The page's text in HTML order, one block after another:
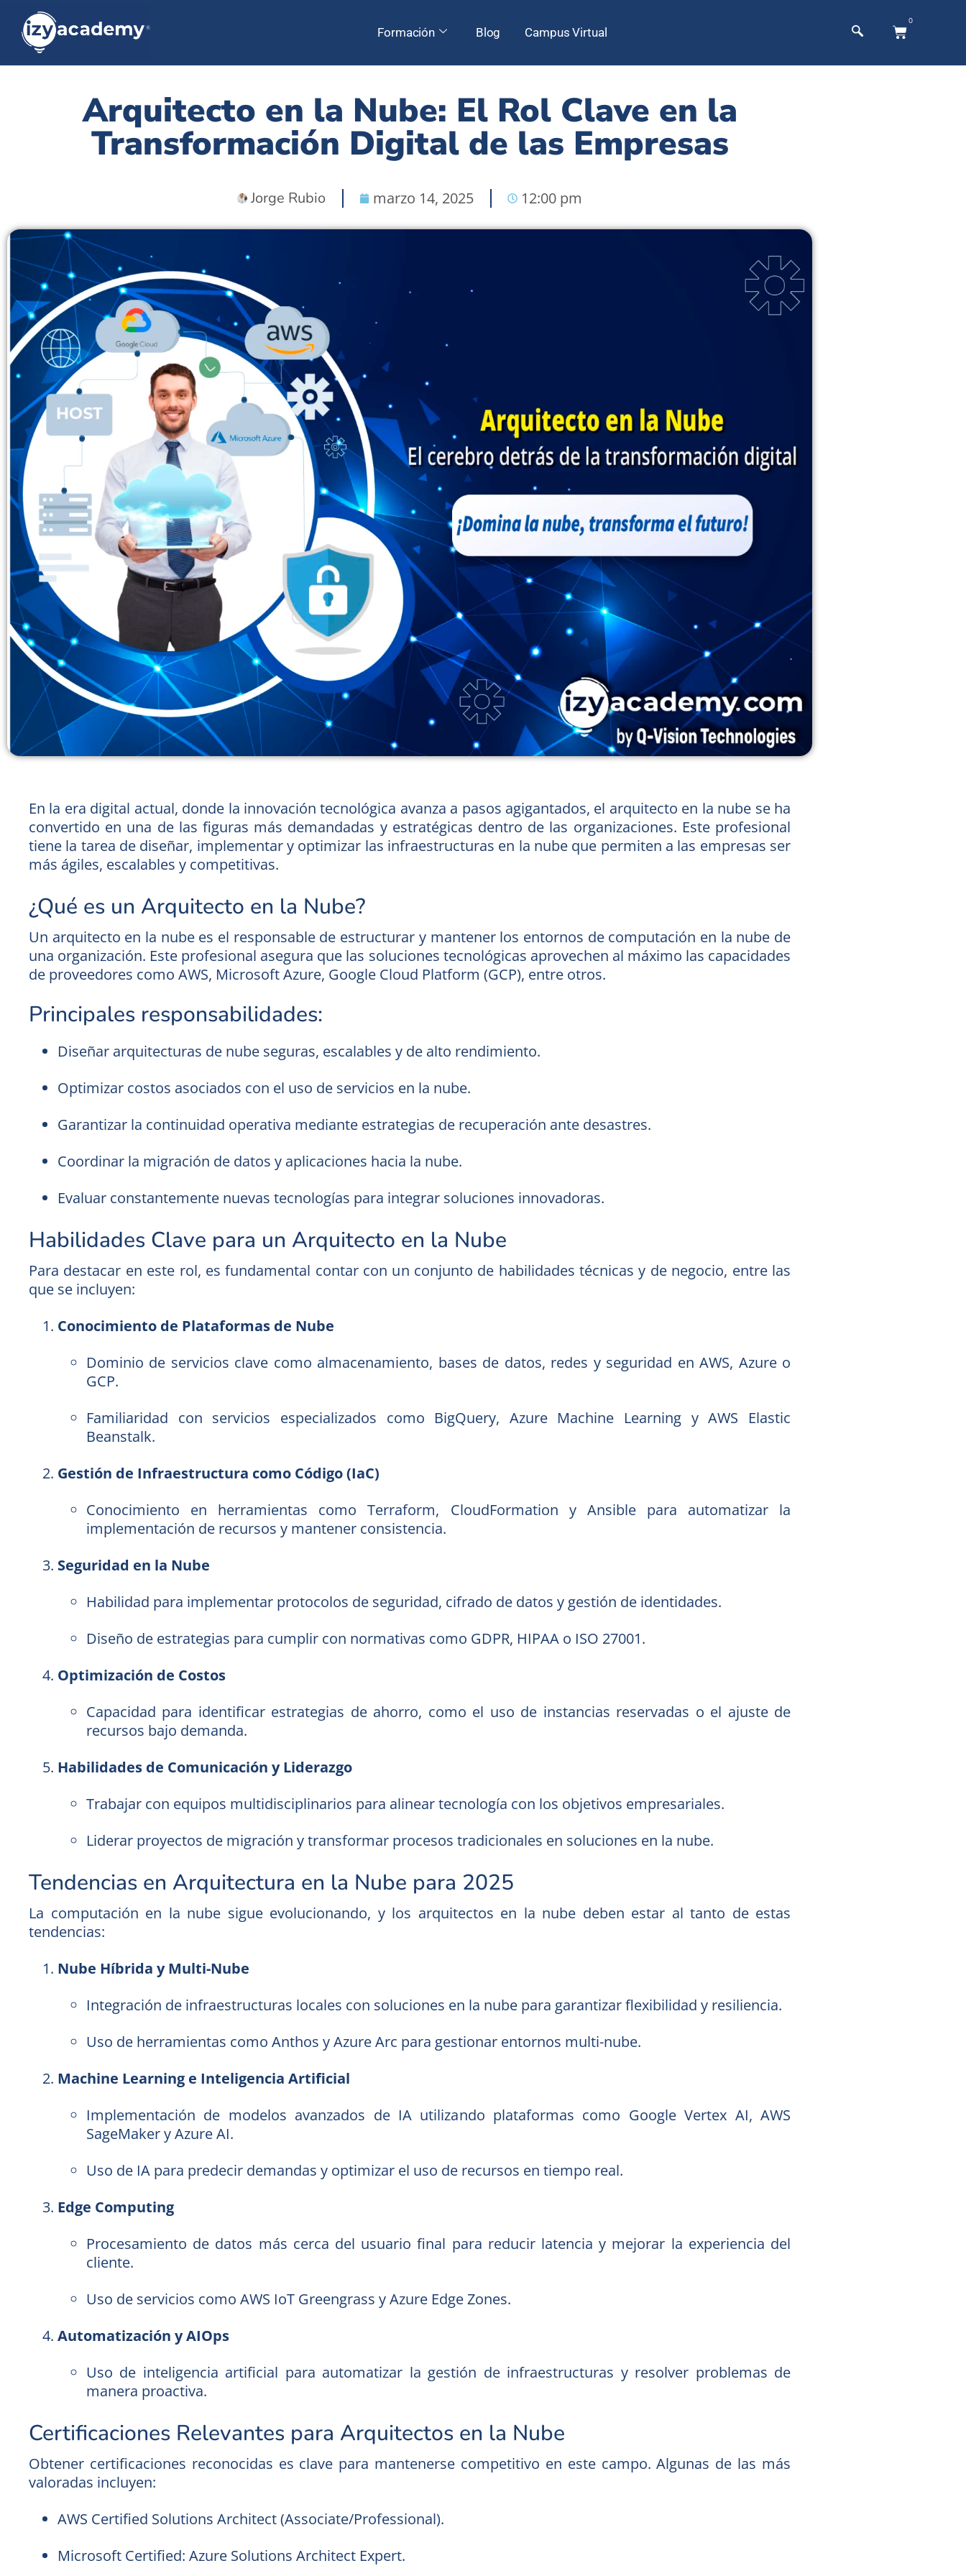
Formación Blog Campus Virtual
0
Arquitecto en la Nube: El Rol Clave en la
Transformación Digital de las Empresas
Jorge Rubio marzo 14, 2025 12:00 pm
En la era digital actual, donde la innovación tecnológica avanza a pasos agigantados, el arquitecto en la nube se ha
convertido en una de las figuras más demandadas y estratégicas dentro de las organizaciones. Este profesional
tiene la tarea de diseñar, implementar y optimizar las infraestructuras en la nube que permiten a las empresas ser
más ágiles, escalables y competitivas.
¿Qué es un Arquitecto en la Nube?
Un arquitecto en la nube es el responsable de estructurar y mantener los entornos de computación en la nube de
una organización. Este profesional asegura que las soluciones tecnológicas aprovechen al máximo las capacidades
de proveedores como AWS, Microsoft Azure, Google Cloud Platform (GCP), entre otros.
Principales responsabilidades:
Diseñar arquitecturas de nube seguras, escalables y de alto rendimiento.
Optimizar costos asociados con el uso de servicios en la nube.
Garantizar la continuidad operativa mediante estrategias de recuperación ante desastres.
Coordinar la migración de datos y aplicaciones hacia la nube.
Evaluar constantemente nuevas tecnologías para integrar soluciones innovadoras.
Habilidades Clave para un Arquitecto en la Nube
Para destacar en este rol, es fundamental contar con un conjunto de habilidades técnicas y de negocio, entre las
que se incluyen:
Conocimiento de Plataformas de Nube
Dominio de servicios clave como almacenamiento, bases de datos, redes y seguridad en AWS, Azure o
GCP.
Familiaridad con servicios especializados como BigQuery, Azure Machine Learning y AWS Elastic
Beanstalk.
Gestión de Infraestructura como Código (IaC)
Conocimiento en herramientas como Terraform, CloudFormation y Ansible para automatizar la
implementación de recursos y mantener consistencia.
Seguridad en la Nube
Habilidad para implementar protocolos de seguridad, cifrado de datos y gestión de identidades.
Diseño de estrategias para cumplir con normativas como GDPR, HIPAA o ISO 27001.
Optimización de Costos
Capacidad para identificar estrategias de ahorro, como el uso de instancias reservadas o el ajuste de
recursos bajo demanda.
Habilidades de Comunicación y Liderazgo
Trabajar con equipos multidisciplinarios para alinear tecnología con los objetivos empresariales.
Liderar proyectos de migración y transformar procesos tradicionales en soluciones en la nube.
Tendencias en Arquitectura en la Nube para 2025
La computación en la nube sigue evolucionando, y los arquitectos en la nube deben estar al tanto de estas
tendencias:
Nube Híbrida y Multi-Nube
Integración de infraestructuras locales con soluciones en la nube para garantizar flexibilidad y resiliencia.
Uso de herramientas como Anthos y Azure Arc para gestionar entornos multi-nube.
Machine Learning e Inteligencia Artificial
Implementación de modelos avanzados de IA utilizando plataformas como Google Vertex AI, AWS
SageMaker y Azure AI.
Uso de IA para predecir demandas y optimizar el uso de recursos en tiempo real.
Edge Computing
Procesamiento de datos más cerca del usuario final para reducir latencia y mejorar la experiencia del
cliente.
Uso de servicios como AWS IoT Greengrass y Azure Edge Zones.
Automatización y AIOps
Uso de inteligencia artificial para automatizar la gestión de infraestructuras y resolver problemas de
manera proactiva.
Certificaciones Relevantes para Arquitectos en la Nube
Obtener certificaciones reconocidas es clave para mantenerse competitivo en este campo. Algunas de las más
valoradas incluyen:
AWS Certified Solutions Architect (Associate/Professional).
Microsoft Certified: Azure Solutions Architect Expert.